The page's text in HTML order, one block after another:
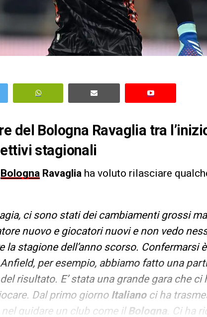
del Bologna Ravaglia tra
stagionali
Bologna Ravaglia ha voluto rilasciare
ci sono stati dei cambiamenti grossi
nuovo e giocatori nuovi e non vedo
stagione dell’anno scorso. Confermarsi
per esempio, abbiamo fatto una
risultato. E’ stata una grande gara che ci
Dal primo giorno Italianoci ha
guidare un club come il Bologna. Ci ha